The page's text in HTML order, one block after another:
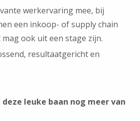
werkervaring mee, bij
een inkoop- of supply chain
ook uit een stage zijn.
resultaatgericht en
leuke baan nog meer van